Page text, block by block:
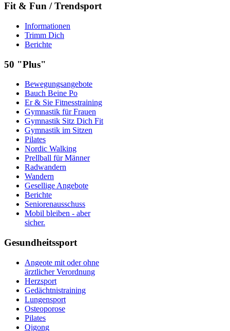
Fit & Fun / Trendsport
Informationen
Trimm Dich
Berichte
50 "Plus"
Bewegungsangebote
Bauch Beine Po
Er & Sie Fitnesstraining
Gymnastik für Frauen
Gymnastik Sitz Dich Fit
Gymnastik im Sitzen
Pilates
Nordic Walking
Prellball für Männer
Radwandern
Wandern
Gesellige Angebote
Berichte
Seniorenausschuss
Mobil bleiben - aber
sicher.
Gesundheitssport
Angeote mit oder ohne
ärztlicher Verordnung
Herzsport
Gedächtnistraining
Lungensport
Osteoporose
Pilates
Qigong